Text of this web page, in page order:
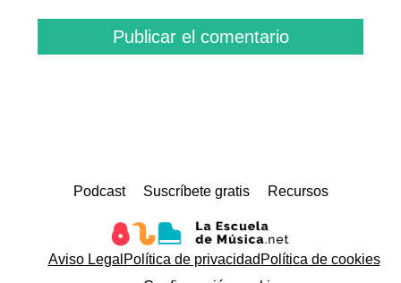
Podcast Suscríbete gratis Recursos
Aviso Legal Política de privacidad Política de cookies